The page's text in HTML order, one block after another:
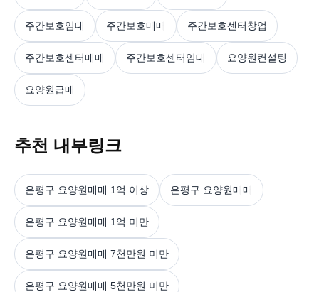
주간보호임대 주간보호매매 주간보호센터창업
주간보호센터매매 주간보호센터임대 요양원컨설팅
요양원급매
추천 내부링크
은평구 요양원매매 1억 이상 은평구 요양원매매
은평구 요양원매매 1억 미만
은평구 요양원매매 7천만원 미만
은평구 요양원매매 5천만원 미만